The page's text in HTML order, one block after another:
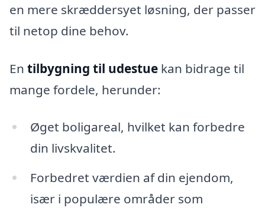
en mere skræddersyet løsning, der passer
til netop dine behov.
En tilbygning til udestue kan bidrage til
mange fordele, herunder:
Øget boligareal, hvilket kan forbedre
din livskvalitet.
Forbedret værdien af din ejendom,
især i populære områder som